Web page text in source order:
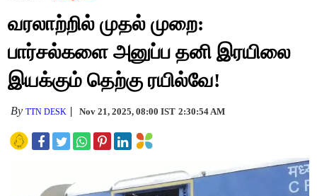
வரலாற்றில் முதல் முறை:
பார்சல்களை அனுப்ப தனி இரயிலை
இயக்கும் தெற்கு ரயில்வே!
ByTTN DESK Nov 21, 2025, 08:00 IST 2:30:54 AM